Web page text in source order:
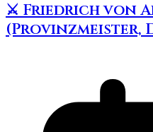
⚔️ Friedrich von
(Provinzmeister,